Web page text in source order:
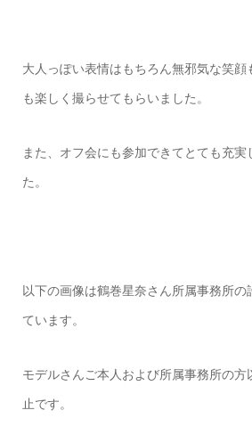
大人っぽい表情はもちろん無邪気な笑顔
も楽しく撮らせてもらいました。
また、オフ会にも参加できてとても充実
た。
以下の画像は鶴巻星奈さん所属事務所の
ています。
モデルさんご本人および所属事務所の方
止です。